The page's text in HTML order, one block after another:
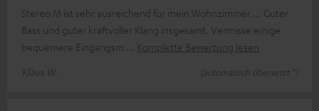
Stereo M ist sehr ausreichend für mein Wohnzimmer ... Guter
Bass und guter kraftvoller Klang insgesamt. Vermisse einige
bequemere Eingangsm
Komplette Bewertung lesen
Klaus W.
(automatisch übersetzt *)